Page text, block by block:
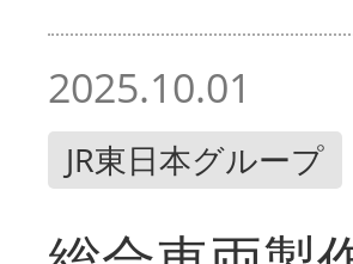
2025.10.01
JR東日本グループ